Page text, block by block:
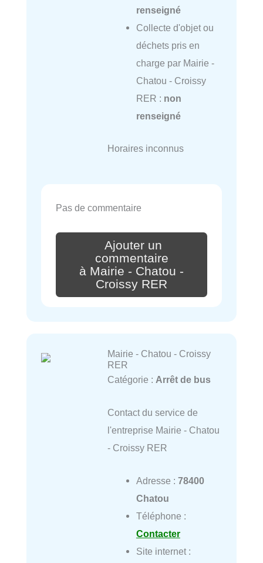
renseigné
Collecte d'objet ou
déchets pris en
charge par Mairie -
Chatou - Croissy
RER : non
renseigné
Horaires inconnus
Pas de commentaire
Ajouter un
commentaire
à Mairie - Chatou -
Croissy RER
Mairie - Chatou - Croissy
RER
Catégorie : Arrêt de bus
Contact du service de
l'entreprise Mairie - Chatou
- Croissy RER
Adresse : 78400
Chatou
Téléphone :
Contacter
Site internet :